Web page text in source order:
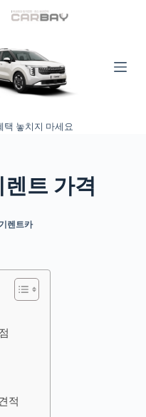
놓치지 마세요
트 가격
렌트카
적